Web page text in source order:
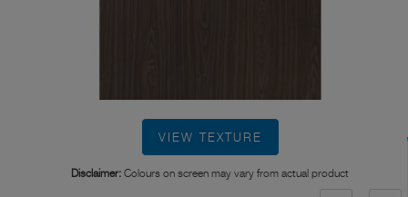
VIEW TEXTURE
Disclaimer: Colours on screen may vary from actual product